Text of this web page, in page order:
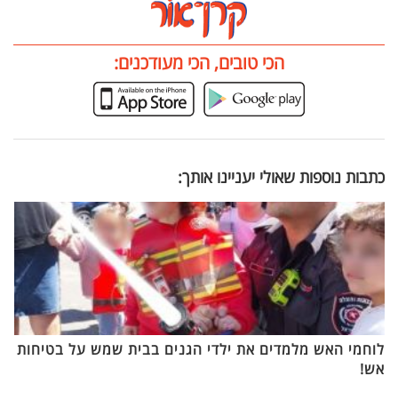
הכי טובים, הכי מעודכנים:
כתבות נוספות שאולי יעניינו אותך:
לוחמי האש מלמדים את ילדי הגנים בבית שמש על בטיחות
אש!